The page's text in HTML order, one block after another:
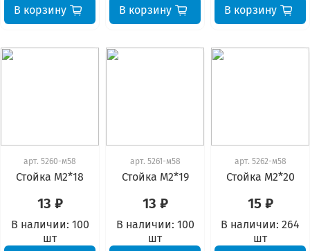
В корзину
В корзину
В корзину
арт. 5260-м58
Стойка М2*18
13 ₽
В наличии: 100
шт
арт. 5261-м58
Стойка М2*19
13 ₽
В наличии: 100
шт
арт. 5262-м58
Стойка М2*20
15 ₽
В наличии: 264
шт